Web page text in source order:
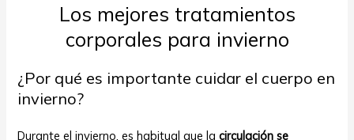
Los mejores tratamientos
corporales para invierno
¿Por qué es importante cuidar el cuerpo en
invierno?
Durante el invierno, es habitual que lacirculación se